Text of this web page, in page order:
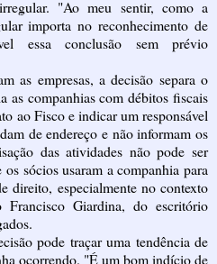
"Ao meu sentir, como a
importa no reconhecimento de
essa conclusão sem prévio
as empresas, a decisão separa o
as companhias com débitos fiscais
ao Fisco e indicar um responsável
de endereço e não informam os
das atividades não pode ser
sócios usaram a companhia para
direito, especialmente no contexto
Giardina, do escritório
pode traçar uma tendência de
ocorrendo. "É um bom indício de